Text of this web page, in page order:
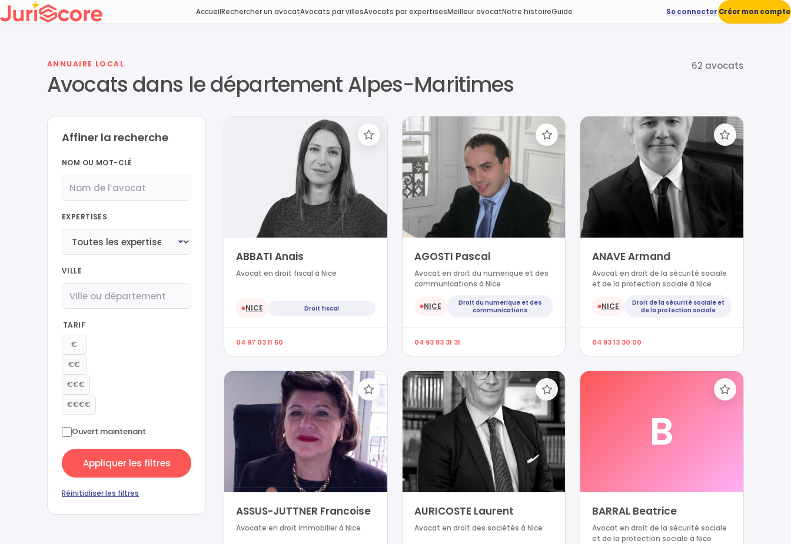
AccueilRechercher un avocatAvocats par villesAvocats par expertisesMeilleur avocatNotre histoireGuide Se connecter Créer mon compte
ANNUAIRE LOCAL
Avocats dans le département Alpes-Maritimes
62 avocats
Affiner la recherche
NOM OU MOT-CLÉ
EXPERTISES
VILLE
TARIF
€
€€
€€€
€€€€
Ouvert maintenant
Appliquer les filtres
Réinitialiser les filtres
ABBATI Anais
Avocat en droit fiscal à Nice
●NICE Droit fiscal
04 97 03 11 50
AGOSTI Pascal
Avocat en droit du numerique et des
communications à Nice
●NICE
Droit du numerique et des
communications
04 93 83 31 31
ANAVE Armand
Avocat en droit de la sécurité sociale
et de la protection sociale à Nice
●NICE
Droit de la sécurité sociale et
de la protection sociale
04 93 13 30 00
ASSUS-JUTTNER Francoise
Avocate en droit immobilier à Nice
AURICOSTE Laurent
Avocat en droit des sociétés à Nice
B
BARRAL Beatrice
Avocat en droit de la sécurité sociale
et de la protection sociale à Nice